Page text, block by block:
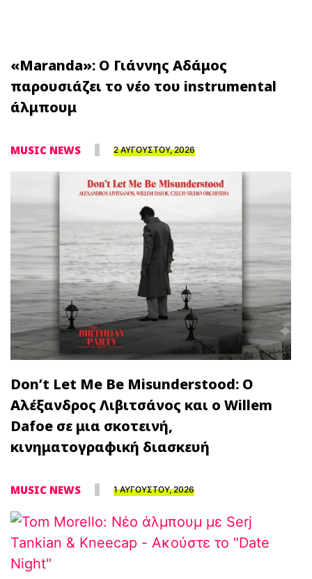
«Maranda»: Ο Γιάννης Αδάμος
παρουσιάζει το νέο του instrumental
άλμπουμ
MUSIC NEWS 2 ΑΥΓΟΥΣΤΟΥ, 2026
Don’t Let Me Be Misunderstood: Ο
Αλέξανδρος Λιβιτσάνος και ο Willem
Dafoe σε μια σκοτεινή,
κινηματογραφική διασκευή
MUSIC NEWS 1 ΑΥΓΟΥΣΤΟΥ, 2026